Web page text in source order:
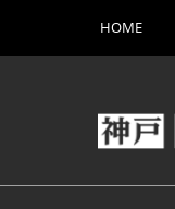
キ
し
て
to
HOME